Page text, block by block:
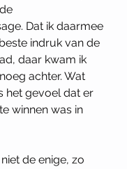
Dat ik daarmee
indruk van de
daar kwam ik
achter. Wat
het gevoel dat er
winnen was in
de enige, zo